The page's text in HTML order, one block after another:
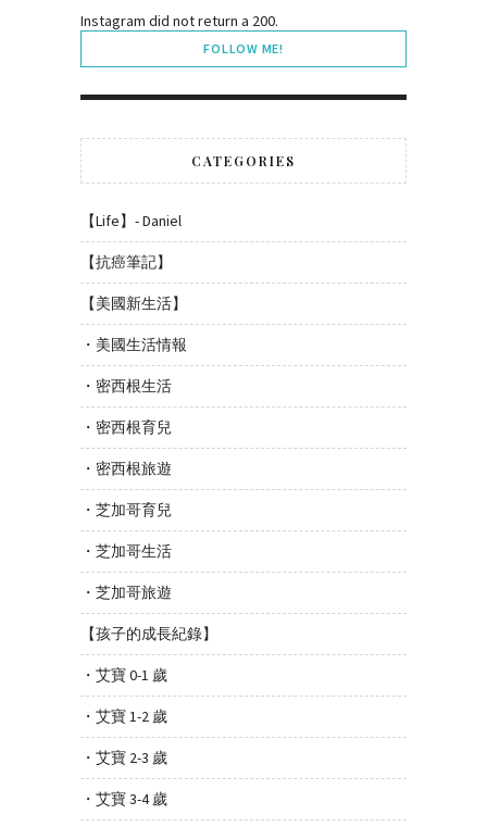
Instagram did not return a 200.
FOLLOW ME!
CATEGORIES
【Life】- Daniel
【抗癌筆記】
【美國新生活】
・美國生活情報
・密西根生活
・密西根育兒
・密西根旅遊
・芝加哥育兒
・芝加哥生活
・芝加哥旅遊
【孩子的成長紀錄】
・艾寶 0-1 歲
・艾寶 1-2 歲
・艾寶 2-3 歲
・艾寶 3-4 歲